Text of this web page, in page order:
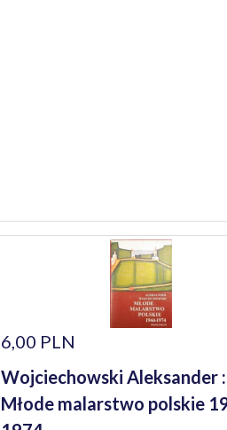
6,00 PLN
Wojciechowski Aleksander :
Młode malarstwo polskie